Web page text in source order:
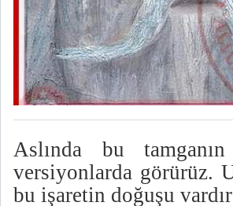
Aslında bu tamganın
versiyonlarda görürüz.
bu işaretin doğuşu